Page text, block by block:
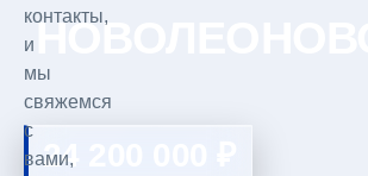
контакты,
и
мы
свяжемся
с
вами,
НОВОЛЕОНОВО
24 200 000 ₽